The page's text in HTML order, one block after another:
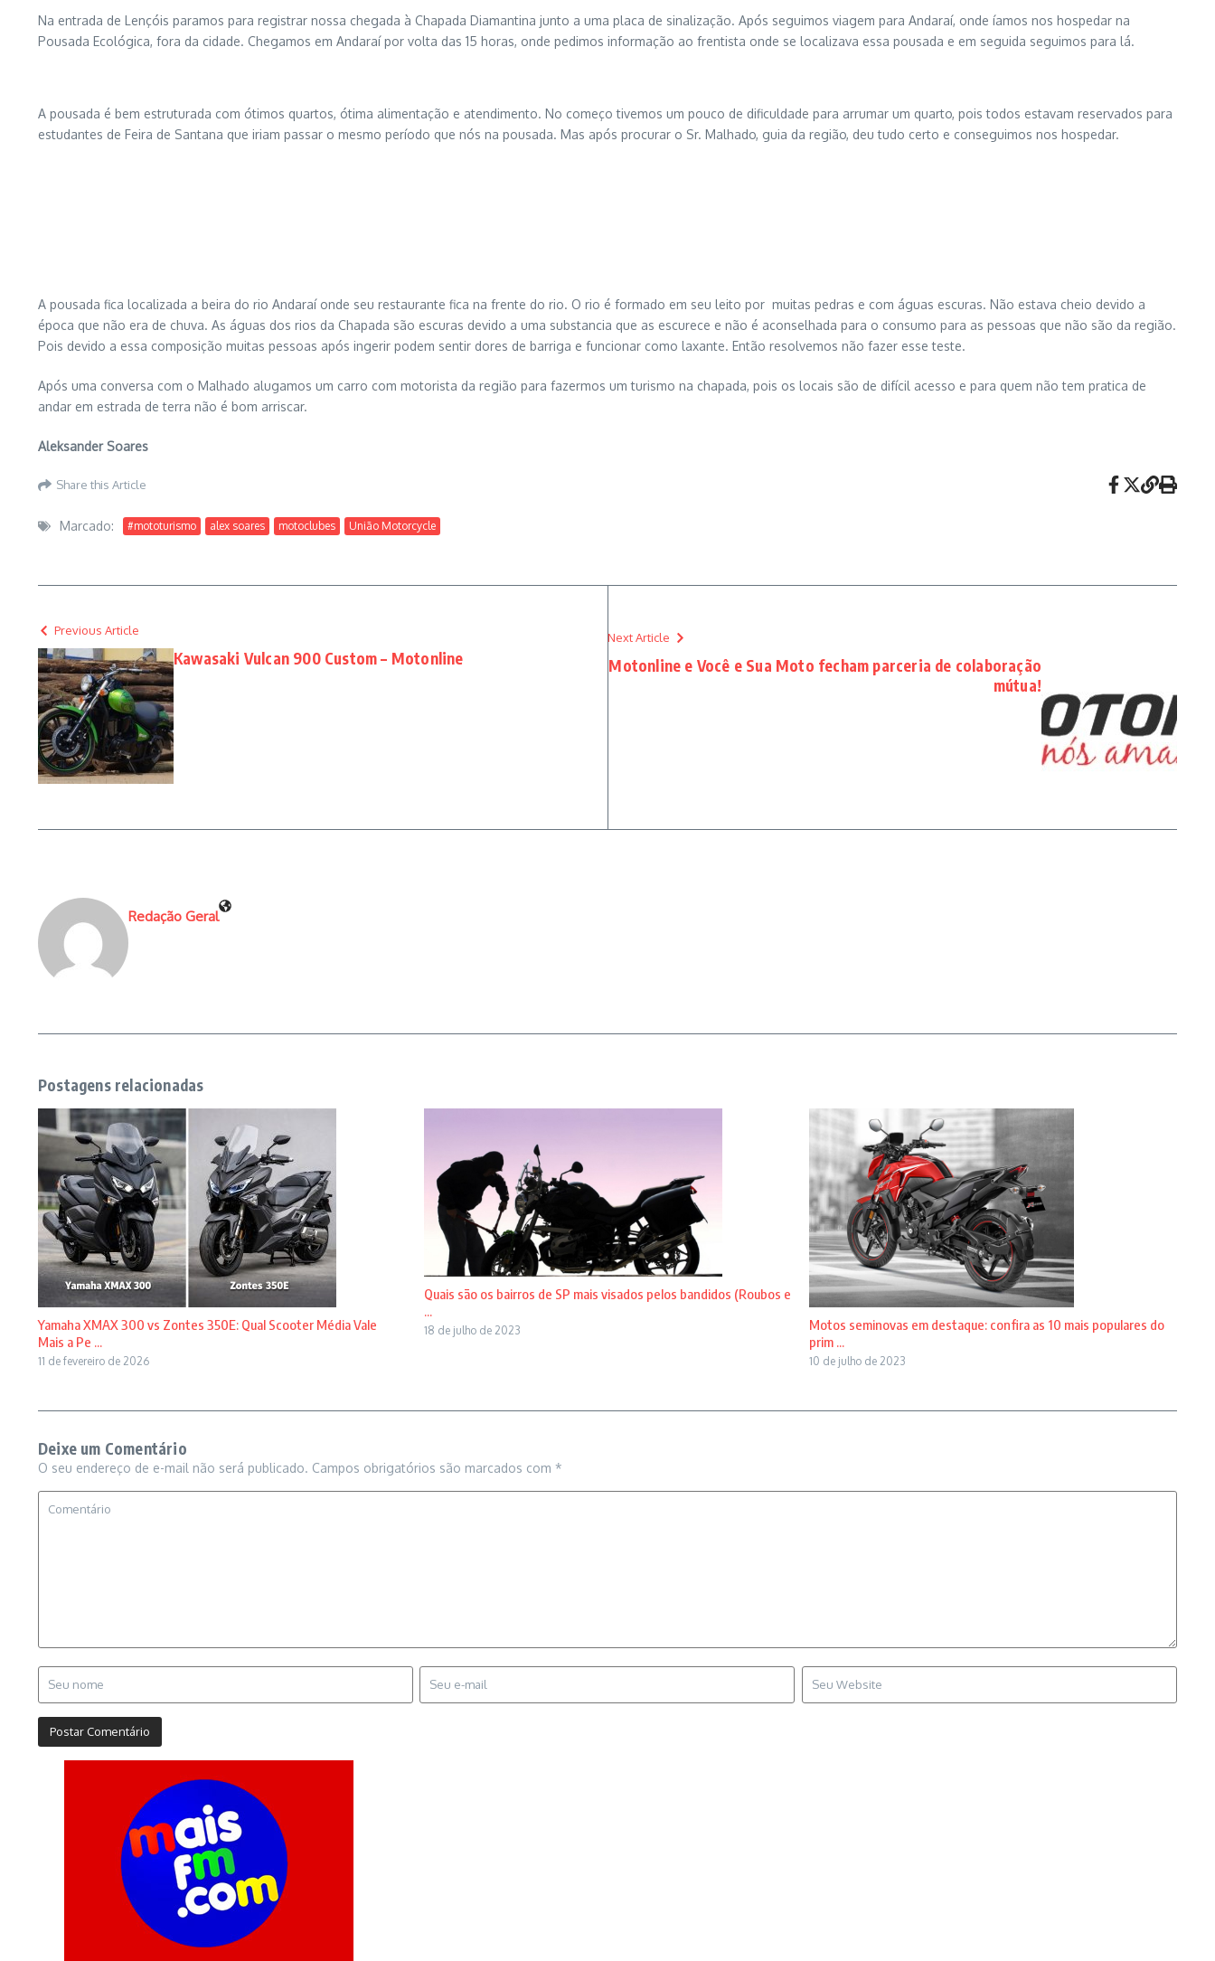
Na entrada de Lençóis paramos para registrar nossa chegada à Chapada Diamantina junto a uma placa de sinalização. Após seguimos viagem para Andaraí, onde íamos nos hospedar na
Pousada Ecológica, fora da cidade. Chegamos em Andaraí por volta das 15 horas, onde pedimos informação ao frentista onde se localizava essa pousada e em seguida seguimos para lá.
A pousada é bem estruturada com ótimos quartos, ótima alimentação e atendimento. No começo tivemos um pouco de dificuldade para arrumar um quarto, pois todos estavam reservados para
estudantes de Feira de Santana que iriam passar o mesmo período que nós na pousada. Mas após procurar o Sr. Malhado, guia da região, deu tudo certo e conseguimos nos hospedar.
A pousada fica localizada a beira do rio Andaraí onde seu restaurante fica na frente do rio. O rio é formado em seu leito por muitas pedras e com águas escuras. Não estava cheio devido a
época que não era de chuva. As águas dos rios da Chapada são escuras devido a uma substancia que as escurece e não é aconselhada para o consumo para as pessoas que não são da região.
Pois devido a essa composição muitas pessoas após ingerir podem sentir dores de barriga e funcionar como laxante. Então resolvemos não fazer esse teste.
Após uma conversa com o Malhado alugamos um carro com motorista da região para fazermos um turismo na chapada, pois os locais são de difícil acesso e para quem não tem pratica de
andar em estrada de terra não é bom arriscar.
Aleksander Soares
Share this Article
Marcado: #mototurismo alex soares motoclubes União Motorcycle
Previous Article
Kawasaki Vulcan 900 Custom – Motonline
Next Article
Motonline e Você e Sua Moto fecham parceria de colaboração
mútua!
Redação Geral
Postagens relacionadas
Yamaha XMAX 300 vs Zontes 350E: Qual Scooter Média Vale
Mais a Pe ...
11 de fevereiro de 2026
Quais são os bairros de SP mais visados pelos bandidos (Roubos e
...
18 de julho de 2023
Motos seminovas em destaque: confira as 10 mais populares do
prim ...
10 de julho de 2023
Deixe um Comentário
O seu endereço de e-mail não será publicado. Campos obrigatórios são marcados com *